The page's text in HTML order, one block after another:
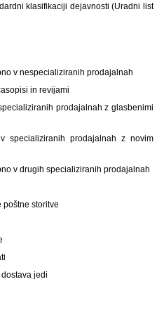
klasifikaciji dejavnosti (Uradni list
v nespecializiranih prodajalnah
in revijami
prodajalnah z glasbenimi
specializiranih prodajalnah z novim
v drugih specializiranih prodajalnah
poštne storitve
jedi